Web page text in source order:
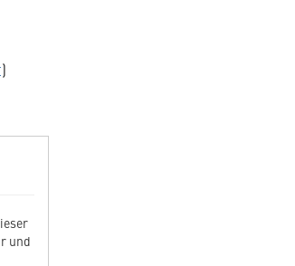
)
und